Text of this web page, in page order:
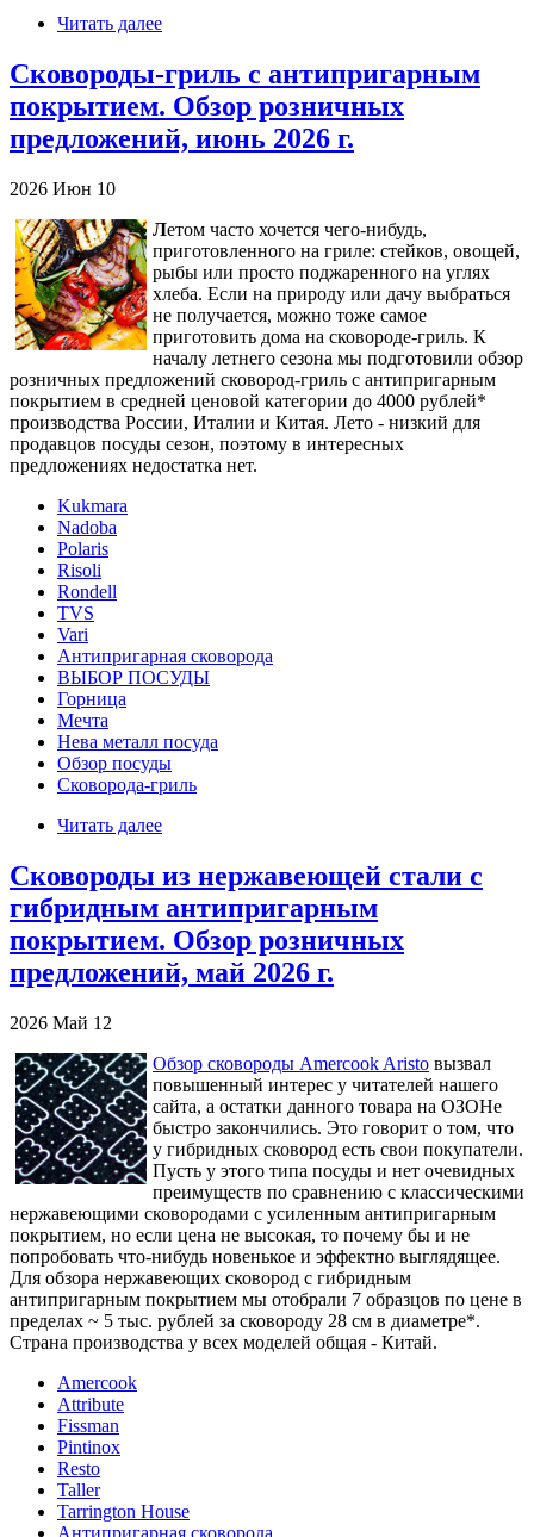
Читать далее
Сковороды-гриль с антипригарным
покрытием. Обзор розничных
предложений, июнь 2026 г.
2026 Июн 10
Летом часто хочется чего-нибудь,
приготовленного на гриле: стейков, овощей,
рыбы или просто поджаренного на углях
хлеба. Если на природу или дачу выбраться
не получается, можно тоже самое
приготовить дома на сковороде-гриль. К
началу летнего сезона мы подготовили обзор
розничных предложений сковород-гриль с антипригарным
покрытием в средней ценовой категории до 4000 рублей*
производства России, Италии и Китая. Лето - низкий для
продавцов посуды сезон, поэтому в интересных
предложениях недостатка нет.
Kukmara
Nadoba
Polaris
Risoli
Rondell
TVS
Vari
Антипригарная сковорода
ВЫБОР ПОСУДЫ
Горница
Мечта
Нева металл посуда
Обзор посуды
Сковорода-гриль
Читать далее
Сковороды из нержавеющей стали с
гибридным антипригарным
покрытием. Обзор розничных
предложений, май 2026 г.
2026 Май 12
Обзор сковороды Amercook Aristo вызвал
повышенный интерес у читателей нашего
сайта, а остатки данного товара на ОЗОНе
быстро закончились. Это говорит о том, что
у гибридных сковород есть свои покупатели.
Пусть у этого типа посуды и нет очевидных
преимуществ по сравнению с классическими
нержавеющими сковородами с усиленным антипригарным
покрытием, но если цена не высокая, то почему бы и не
попробовать что-нибудь новенькое и эффектно выглядящее.
Для обзора нержавеющих сковород с гибридным
антипригарным покрытием мы отобрали 7 образцов по цене в
пределах ~ 5 тыс. рублей за сковороду 28 см в диаметре*.
Страна производства у всех моделей общая - Китай.
Amercook
Attribute
Fissman
Pintinox
Resto
Taller
Tarrington House
Антипригарная сковорода